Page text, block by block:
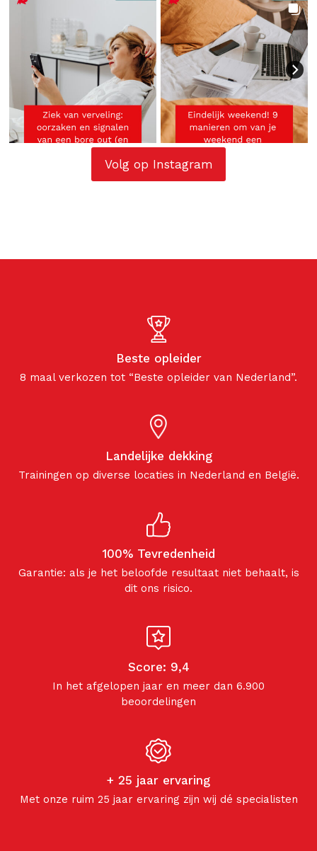
Volg op Instagram
Beste opleider
8 maal verkozen tot “Beste opleider van Nederland”.
Landelijke dekking
Trainingen op diverse locaties in Nederland en België.
100% Tevredenheid
Garantie: als je het beloofde resultaat niet behaalt, is
dit ons risico.
Score: 9,4
In het afgelopen jaar en meer dan 6.900
beoordelingen
+ 25 jaar ervaring
Met onze ruim 25 jaar ervaring zijn wij dé specialisten